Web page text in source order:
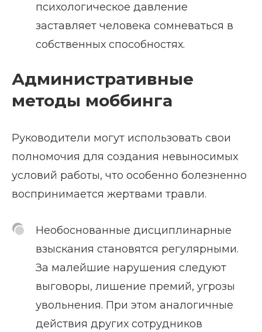
психологическое давление
заставляет человека сомневаться в
собственных способностях.
Административные
методы моббинга
Руководители могут использовать свои
полномочия для создания невыносимых
условий работы, что особенно болезненно
воспринимается жертвами травли.
Необоснованные дисциплинарные
взыскания становятся регулярными.
За малейшие нарушения следуют
выговоры, лишение премий, угрозы
увольнения. При этом аналогичные
действия других сотрудников